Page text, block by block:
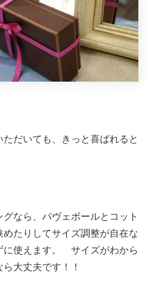
だいても、きっと喜ばれると
なら、パヴェボールとコット
たりしてサイズ調整が自在な
に使えます。 サイズがわから
大丈夫です！！